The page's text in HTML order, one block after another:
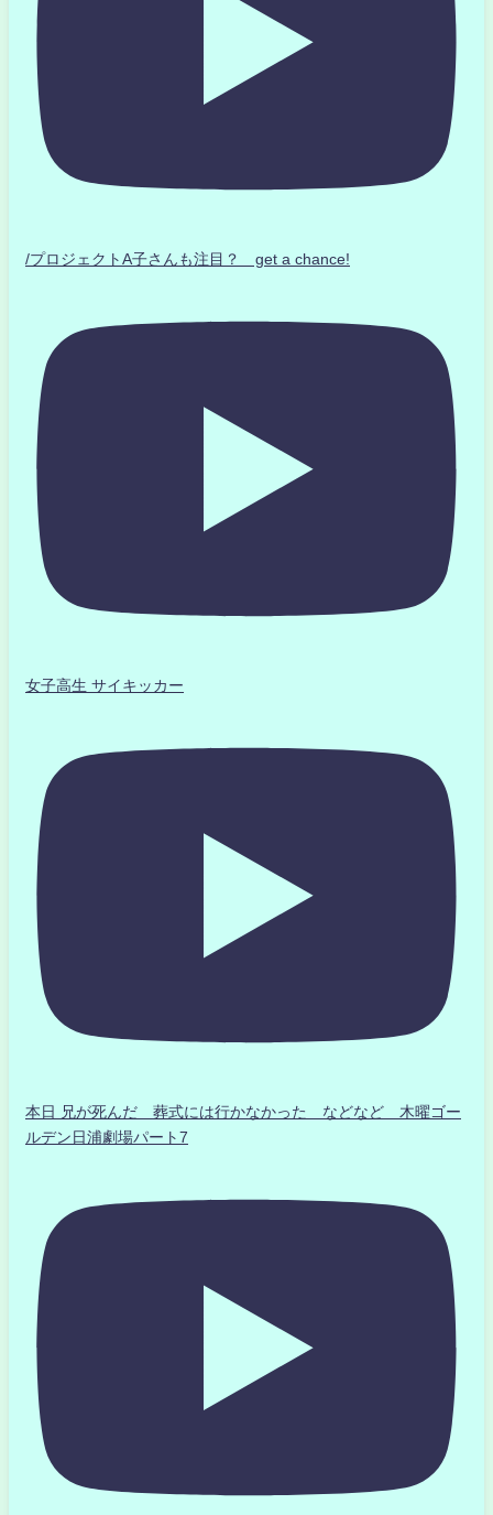
/プロジェクトA子さんも注目？ get a chance!
女子高生 サイキッカー
本日 兄が死んだ 葬式には行かなかった などなど 木曜ゴー
ルデン日浦劇場パート7